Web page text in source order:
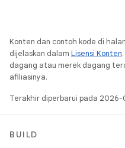
Konten dan contoh kode di
dijelaskan dalam Lisensi Konten
dagang atau merek dagang
afiliasinya.
Terakhir diperbarui pada 2026-
BUILD